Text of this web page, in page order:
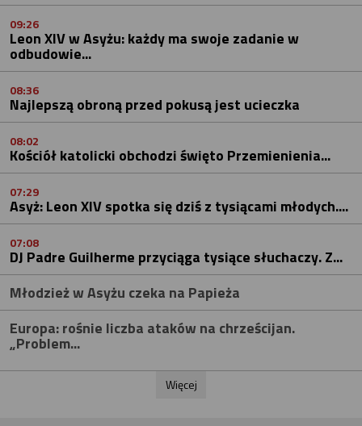
09:26
Leon XIV w Asyżu: każdy ma swoje zadanie w
odbudowie...
08:36
Najlepszą obroną przed pokusą jest ucieczka
08:02
Kościół katolicki obchodzi święto Przemienienia...
07:29
Asyż: Leon XIV spotka się dziś z tysiącami młodych....
07:08
DJ Padre Guilherme przyciąga tysiące słuchaczy. Z...
Młodzież w Asyżu czeka na Papieża
Europa: rośnie liczba ataków na chrześcijan.
„Problem...
Więcej